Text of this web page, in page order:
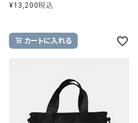
¥13,200税込
カートに入れる